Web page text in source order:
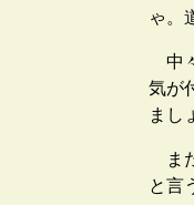
ゃ。
中
気が
まし
ま
と言